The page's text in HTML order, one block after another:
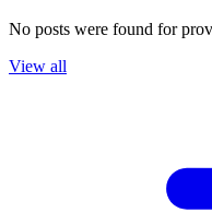
No posts were found for
View all